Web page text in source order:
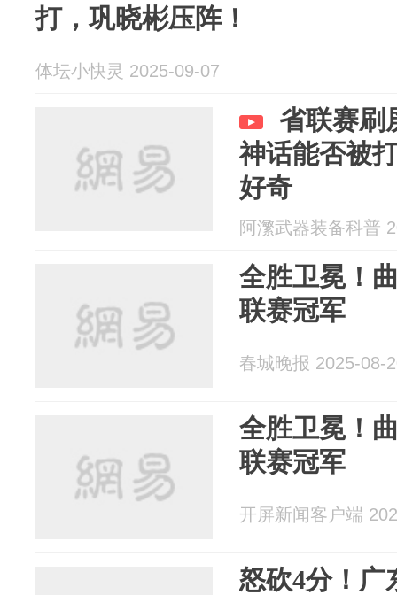
打，巩晓彬压阵！
体坛小快灵 2025-09-07
省联赛刷
神话能否被
好奇
阿瀿武器装备科普
全胜卫冕！
联赛冠军
春城晚报 2025-08-
全胜卫冕！
联赛冠军
开屏新闻客户端
怒砍4分！广